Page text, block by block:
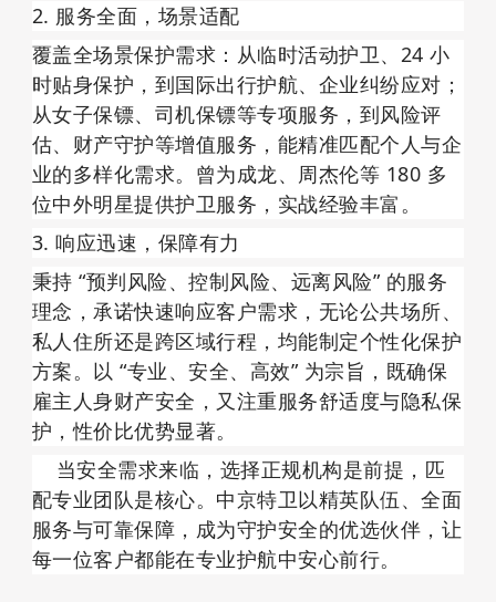
2. 服务全面，场景适配
覆盖全场景保护需求：从临时活动护卫、24 小
时贴身保护，到国际出行护航、企业纠纷应对；
从女子保镖、司机保镖等专项服务，到风险评
估、财产守护等增值服务，能精准匹配个人与企
业的多样化需求。曾为成龙、周杰伦等 180 多
位中外明星提供护卫服务，实战经验丰富。
3. 响应迅速，保障有力
秉持 “预判风险、控制风险、远离风险” 的服务
理念，承诺快速响应客户需求，无论公共场所、
私人住所还是跨区域行程，均能制定个性化保护
方案。以 “专业、安全、高效” 为宗旨，既确保
雇主人身财产安全，又注重服务舒适度与隐私保
护，性价比优势显著。
配专业团队是核心。中京特卫以精英队伍、全面
服务与可靠保障，成为守护安全的优选伙伴，让
每一位客户都能在专业护航中安心前行。